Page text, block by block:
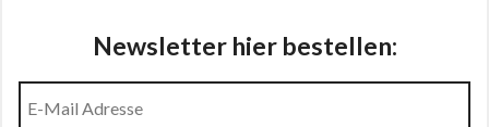
Newsletter hier bestellen: